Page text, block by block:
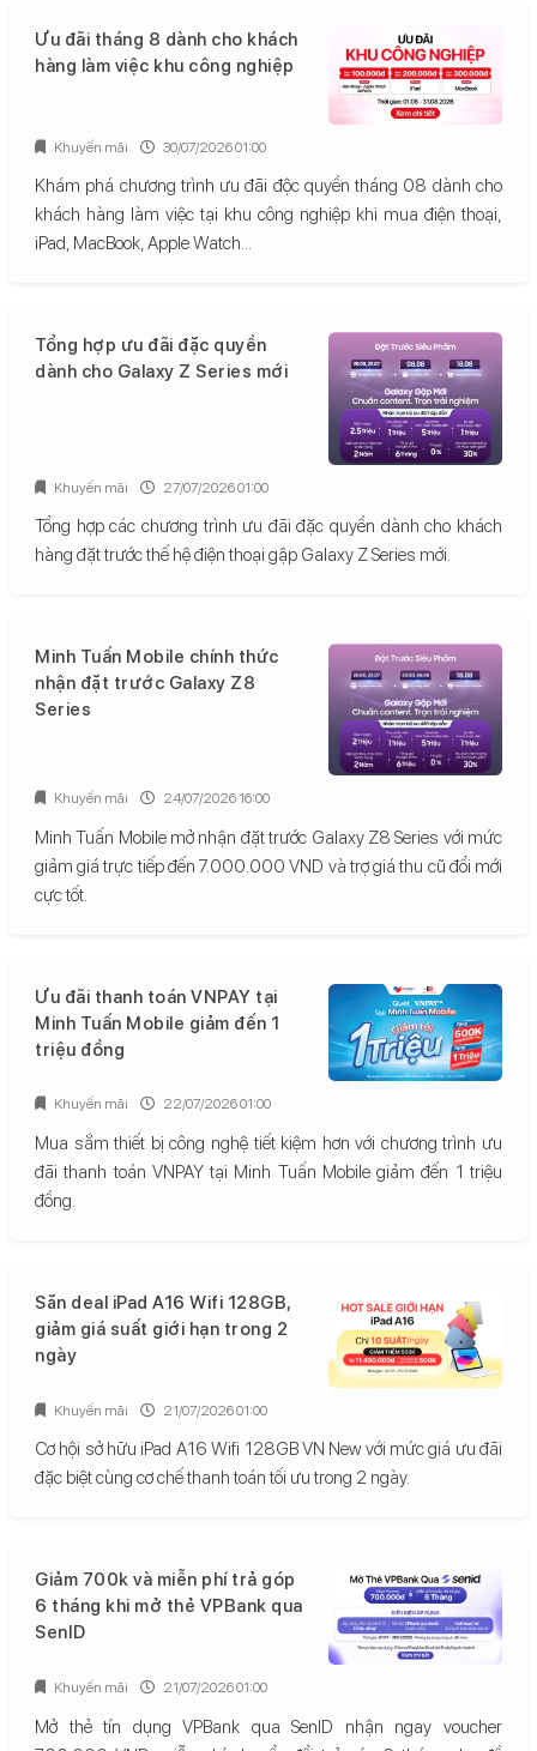
Ưu đãi tháng 8 dành cho khách
hàng làm việc khu công nghiệp
Khám phá chương trình ưu đãi độc quyền tháng 08 dành cho
khách hàng làm việc tại khu công nghiệp khi mua điện thoại,
iPad, MacBook, Apple Watch...
Khuyến mãi 30/07/2026 01:00
Tổng hợp ưu đãi đặc quyền
dành cho Galaxy Z Series mới
Tổng hợp các chương trình ưu đãi đặc quyền dành cho khách
hàng đặt trước thế hệ điện thoại gập Galaxy Z Series mới.
Khuyến mãi 27/07/2026 01:00
Minh Tuấn Mobile chính thức
nhận đặt trước Galaxy Z8
Series
Minh Tuấn Mobile mở nhận đặt trước Galaxy Z8 Series với mức
giảm giá trực tiếp đến 7.000.000 VND và trợ giá thu cũ đổi mới
cực tốt.
Khuyến mãi 24/07/2026 16:00
Ưu đãi thanh toán VNPAY tại
Minh Tuấn Mobile giảm đến 1
triệu đồng
Mua sắm thiết bị công nghệ tiết kiệm hơn với chương trình ưu
đãi thanh toán VNPAY tại Minh Tuấn Mobile giảm đến 1 triệu
đồng.
Khuyến mãi 22/07/2026 01:00
Săn deal iPad A16 Wifi 128GB,
giảm giá suất giới hạn trong 2
ngày
Cơ hội sở hữu iPad A16 Wifi 128GB VN New với mức giá ưu đãi
đặc biệt cùng cơ chế thanh toán tối ưu trong 2 ngày.
Khuyến mãi 21/07/2026 01:00
Giảm 700k và miễn phí trả góp
6 tháng khi mở thẻ VPBank qua
SenID
Mở thẻ tín dụng VPBank qua SenID nhận ngay voucher
Khuyến mãi 21/07/2026 01:00